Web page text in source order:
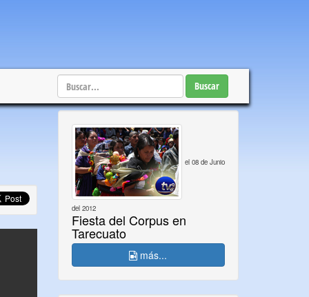
Buscar
el 08 de Junio
del 2012
Fiesta del Corpus en
Tarecuato
más...